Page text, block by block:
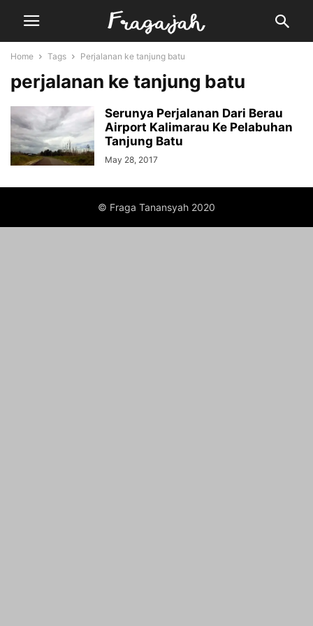
Home Tags Perjalanan ke tanjung batu
perjalanan ke tanjung batu
Serunya Perjalanan Dari Berau
Airport Kalimarau Ke Pelabuhan
Tanjung Batu
May 28, 2017
© Fraga Tanansyah 2020